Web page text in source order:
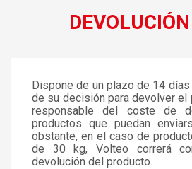
Dispone de un plazo de 14
de su decisión para devolver el
responsable del coste de
productos que puedan
obstante, en el caso de
de 30 kg, Volteo correrá
devolución del producto.